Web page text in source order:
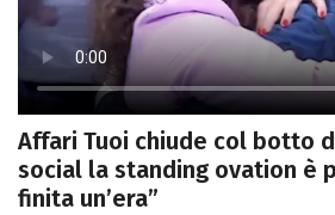
Affari Tuoi chiude col botto
social la standing ovation è
finita un’era”